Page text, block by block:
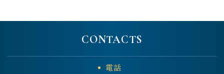
CONTACTS
電話